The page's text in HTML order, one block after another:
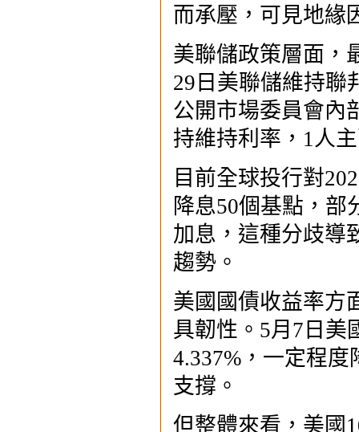
而承壓，可見地緣
美聯儲政策層面，
29日美聯儲維持聯
公開市場委員會內
持維持利率，1人
目前全球投行對
降息50個基點，部
加息，這種分歧導
趨勢。
美國國債收益率方
具韌性。5月7日美
4.337%，一定程
支撐。
但整體來看，美國